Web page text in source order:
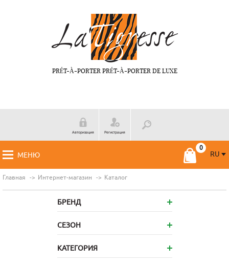
PRÉT-À-PORTER PRÉT-À-PORTER DE LUXE
Авторизация Регистрация
МЕНЮ
RU
Главная Интернет-магазин Каталог
БРЕНД
СЕЗОН
КАТЕГОРИЯ